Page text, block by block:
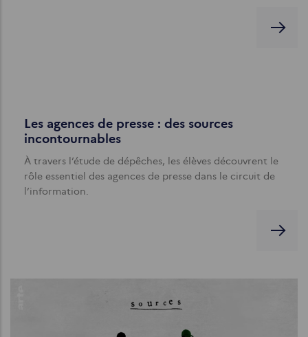
Les agences de presse : des sources
incontournables
À travers l’étude de dépêches, les élèves découvrent le
rôle essentiel des agences de presse dans le circuit de
l’information.